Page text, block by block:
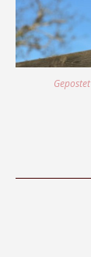
Gepostet